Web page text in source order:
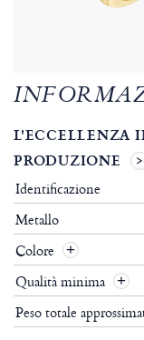
L'ECCELLENZA
PRODUZIONE
Identificazione
Metallo
Colore
Qualità minima
Peso totale